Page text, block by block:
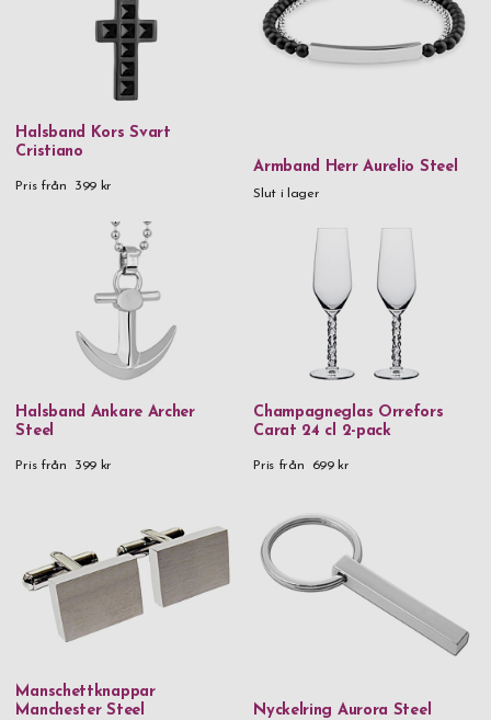
Det som utmärker våra konfirmationspresenter är möjligheten
att välja personlig gravyr, vilket dessutom inte heller påverkar
vår snabba leveranstid. Med möjligheten att lägga till namn,
unik och minnesvärd gåva som fångar essensen av denna heliga
milstolpe. Oavsett om du firar en familjemedlem, en vän eller
en älskad, kommer våra personligt graverade
speciellt. Beställ redan idag.
Laguiole
LSA
Nachtmann
Orrefors
Stackers
Thermos
Troika
Verona
Vildmark
Zippo
Zwilling
925 Sterling Silver
Halsband Kors Svart
Cristiano
Pris från 399 kr
Armband Herr Aurelio Steel
Slut i lager
Halsband Ankare Archer
Steel
Pris från 399 kr
Champagneglas Orrefors
Carat 24 cl 2-pack
Pris från 699 kr
Manschettknappar
Manchester Steel
Nyckelring Aurora Steel